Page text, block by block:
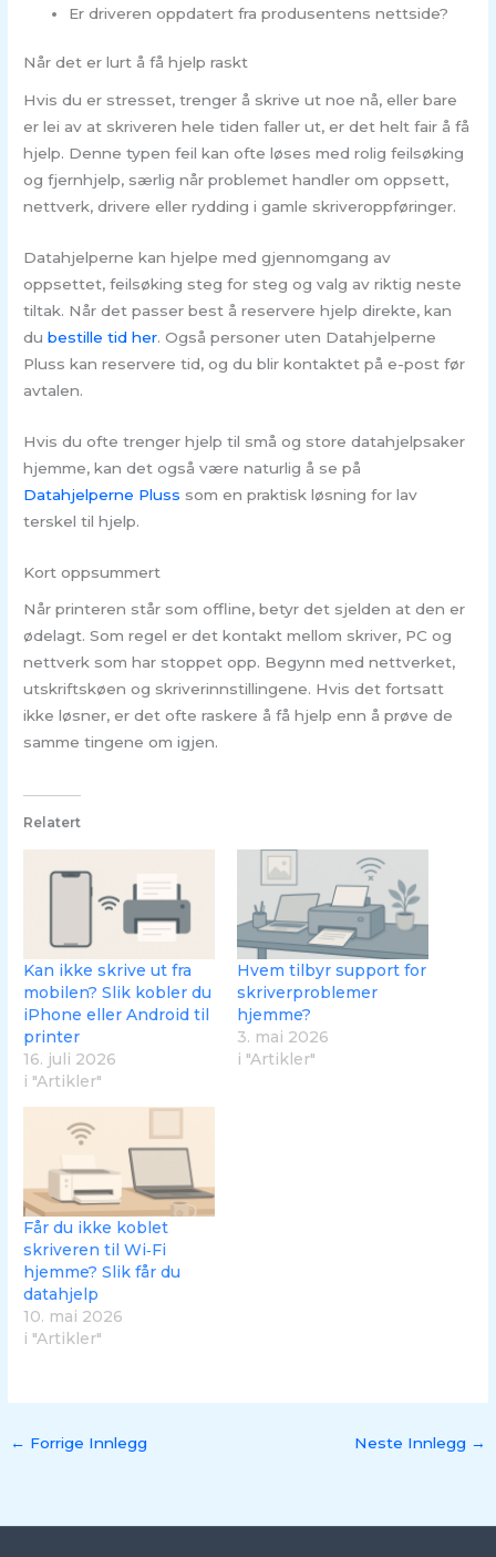
Er driveren oppdatert fra produsentens nettside?
Når det er lurt å få hjelp raskt
Hvis du er stresset, trenger å skrive ut noe nå, eller bare
er lei av at skriveren hele tiden faller ut, er det helt fair å få
hjelp. Denne typen feil kan ofte løses med rolig feilsøking
og fjernhjelp, særlig når problemet handler om oppsett,
nettverk, drivere eller rydding i gamle skriveroppføringer.
Datahjelperne kan hjelpe med gjennomgang av
oppsettet, feilsøking steg for steg og valg av riktig neste
tiltak. Når det passer best å reservere hjelp direkte, kan
dubestille tid her. Også personer uten Datahjelperne
Pluss kan reservere tid, og du blir kontaktet på e-post før
avtalen.
Hvis du ofte trenger hjelp til små og store datahjelpsaker
hjemme, kan det også være naturlig å se på
Datahjelperne Pluss som en praktisk løsning for lav
terskel til hjelp.
Kort oppsummert
Når printeren står som offline, betyr det sjelden at den er
ødelagt. Som regel er det kontakt mellom skriver, PC og
nettverk som har stoppet opp. Begynn med nettverket,
utskriftskøen og skriverinnstillingene. Hvis det fortsatt
ikke løsner, er det ofte raskere å få hjelp enn å prøve de
samme tingene om igjen.
Relatert
Kan ikke skrive ut fra
mobilen? Slik kobler du
iPhone eller Android til
printer
16. juli 2026
i "Artikler"
Hvem tilbyr support for
skriverproblemer
hjemme?
3. mai 2026
i "Artikler"
Får du ikke koblet
skriveren til Wi‑Fi
hjemme? Slik får du
datahjelp
10. mai 2026
i "Artikler"
← Forrige Innlegg Neste Innlegg →